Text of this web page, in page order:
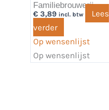
Familiebrouwerij
€ 3,89 incl. btw
Lees
verder
Op wensenlijst
Op wensenlijst